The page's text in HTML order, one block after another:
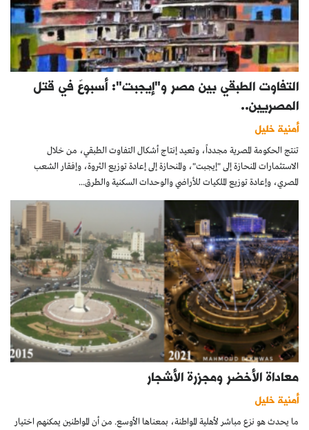
التفاوت الطبقي بين مصر و"إيجبت": أسبوعٌ في قتل
المصريين..
أمنية خليل
تنتج الحكومة المصرية مجدداً، وتعيد إنتاج أشكال التفاوت الطبقي، من خلال
الاستثمارات المنحازة إلى "إيجبت"، والمنحازة إلى إعادة توزيع الثروة، وإفقار الشعب
المصري، وإعادة توزيع الملكيات للأراضي والوحدات السكنية والطرق...
معاداة الأخضر ومجزرة الأشجار
أمنية خليل
ما يحدث هو نزع مباشر لأهلية المواطنة، بمعناها الأوسع. من أن المواطنين يمكنهم اختيار